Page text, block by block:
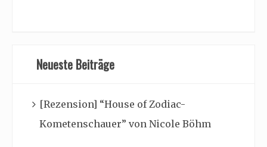
Neueste Beiträge
[Rezension] “House of Zodiac-
Kometenschauer” von Nicole Böhm